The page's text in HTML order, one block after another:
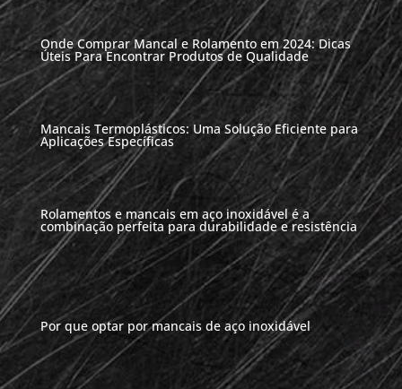
Onde Comprar Mancal e Rolamento em 2024: Dicas
Úteis Para Encontrar Produtos de Qualidade
Mancais Termoplásticos: Uma Solução Eficiente para
Aplicações Específicas
Rolamentos e mancais em aço inoxidável é a
combinação perfeita para durabilidade e resistência
Por que optar por mancais de aço inoxidável